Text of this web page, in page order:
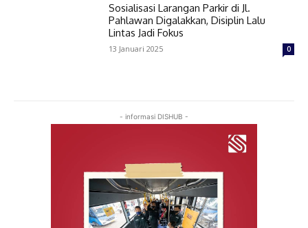
Sosialisasi Larangan Parkir di Jl.
Pahlawan Digalakkan, Disiplin Lalu
Lintas Jadi Fokus
13 Januari 2025 0
- informasi DISHUB -